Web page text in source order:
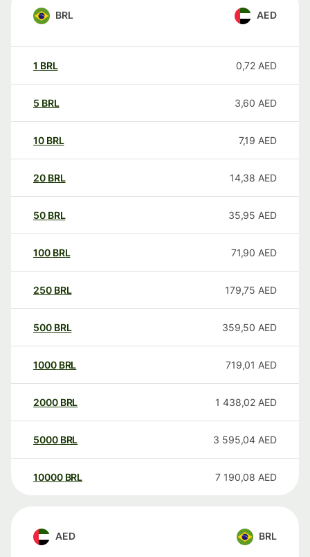
BRL AED
1 BRL 0,72 AED
5 BRL 3,60 AED
10 BRL 7,19 AED
20 BRL 14,38 AED
50 BRL 35,95 AED
100 BRL 71,90 AED
250 BRL 179,75 AED
500 BRL 359,50 AED
1000 BRL 719,01 AED
2000 BRL 1 438,02 AED
5000 BRL 3 595,04 AED
10000 BRL 7 190,08 AED
AED BRL